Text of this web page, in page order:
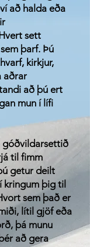
að halda eða
sett
þarf. Þú
kirkjur,
aðrar
að þú ert
mun í lífi
góðvildarsettið
til fimm
getur deilt
kringum þig til
sem það er
lítil gjöf eða
þá munu
að gera